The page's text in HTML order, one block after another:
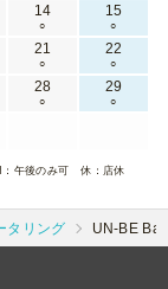
14
○
15
○
21
○
22
○
28
○
29
○
：午後のみ可 休 ：店休
タリング UN-BE